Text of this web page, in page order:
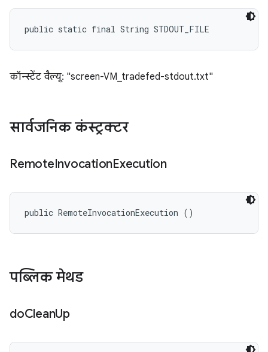
public static final String STDOUT_FILE
कॉन्स्टेंट वैल्यू: "screen-VM_tradefed-stdout.txt"
सार्वजनिक कंस्ट्रक्टर
RemoteInvocationExecution
public RemoteInvocationExecution ()
पब्लिक मेथड
doCleanUp